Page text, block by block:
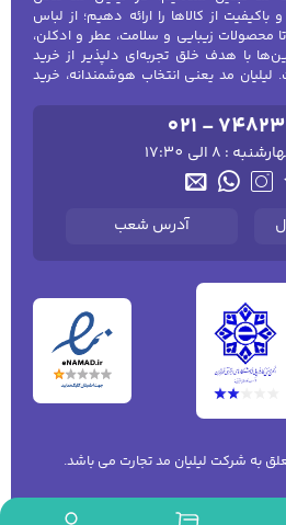
از کالاها را ارائه دهیم؛ از لباس
تا محصولات زیبایی و سلامت، عطر و ادکلن،
با هدف خلق تجربه‌ای دلپذیر از خرید
مد یعنی انتخاب هوشمندانه، خرید
021 -
: 8 الی 17:30
آدرس شعب
به شرکت لیلیان مد تجارت می باشد.